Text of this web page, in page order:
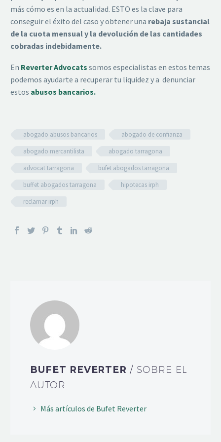
más cómo es en la actualidad. ESTO es la clave para
conseguir el éxito del caso y obtener una rebaja sustancial
de la cuota mensual y la devolución de las cantidades
cobradas indebidamente.
En Reverter Advocats somos especialistas en estos temas
podemos ayudarte a recuperar tu liquidez y a denunciar
estos abusos bancarios.
abogado abusos bancarios
abogado de confianza
abogado mercantilista
abogado tarragona
advocat tarragona
bufet abogados tarragona
buffet abogados tarragona
hipotecas irph
reclamar irph
BUFET REVERTER/ SOBRE EL
AUTOR
Más artículos de Bufet Reverter